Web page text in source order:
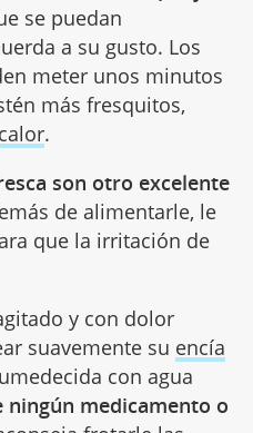
se puedan
a su gusto. Los
meter unos minutos
más fresquitos,
calor.
son otro excelente
de alimentarle, le
que la irritación de
y con dolor
suavemente su encía
con agua
medicamento o